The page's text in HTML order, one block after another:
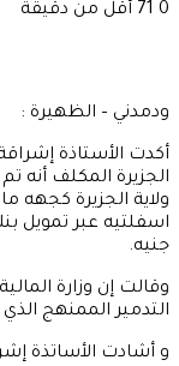
0
أقل من دقيقة
ودمدني – الظهيرة :
أكدت الأستاذة
الجزيرة المكلف أنه
جنيه.
وقالت إن وزارة
التدمير الممنهج
و أشادت الأساتذة